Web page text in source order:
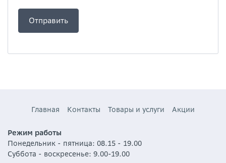
Главная Контакты Товары и услуги Акции
Режим работы
Понедельник - пятница: 08.15 - 19.00
Суббота - воскресенье: 9.00-19.00